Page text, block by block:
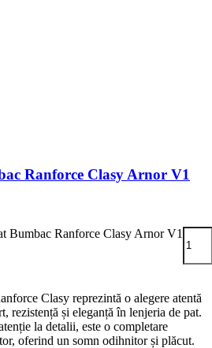
Ranforce Clasy Arnor V1
Bumbac Ranforce Clasy Arnor V1
Clasy reprezintă o alegere atentă
rezistență și eleganță în lenjeria de pat.
la detalii, este o completare
oferind un somn odihnitor și plăcut.